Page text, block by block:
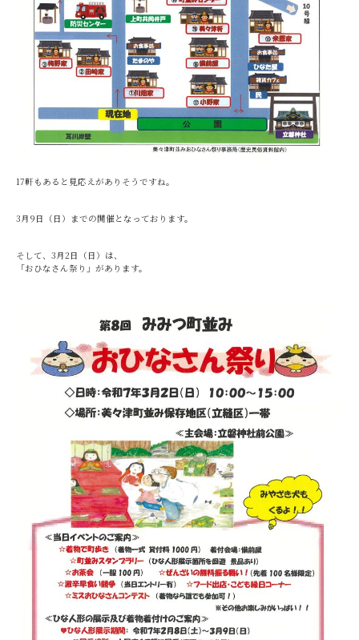
17軒もあると見応えがありそうですね。
3月9日（日）までの開催となっております。
そして、3月2日（日）は、
「おひなさん祭り」があります。